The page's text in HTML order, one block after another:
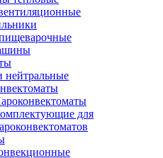
нейтральные
для